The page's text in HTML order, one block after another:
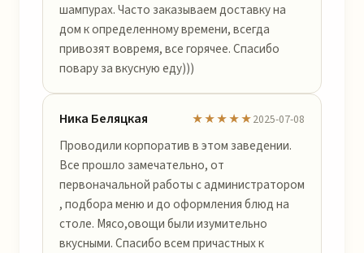
шампурах. Часто заказываем доставку на
дом к определенному времени, всегда
привозят вовремя, все горячее. Спасибо
повару за вкусную еду)))
Ника Беляцкая ★★★★★2025-07-08
Проводили корпоратив в этом заведении.
Все прошло замечательно, от
первоначальной работы с администратором
, подбора меню и до оформления блюд на
столе. Мясо,овощи были изумительно
вкусными. Спасибо всем причастных к